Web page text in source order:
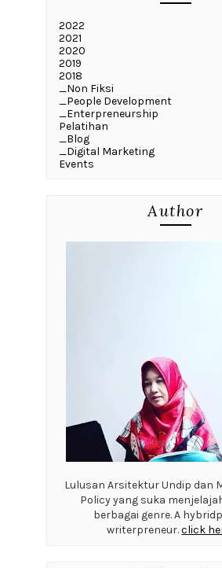
2022
2021
2020
2019
2018
_Non Fiksi
_People Development
_Enterpreneurship
Pelatihan
_Blog
_Digital Marketing
Events
Author
Lulusan Arsitektur Undip dan
Policy yang suka
berbagai genre. A
writerpreneur.click